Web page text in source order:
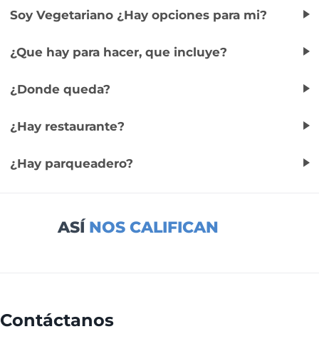
Soy Vegetariano ¿Hay opciones para mi?
¿Que hay para hacer, que incluye?
¿Donde queda?
¿Hay restaurante?
¿Hay parqueadero?
ASÍ NOS CALIFICAN
Contáctanos